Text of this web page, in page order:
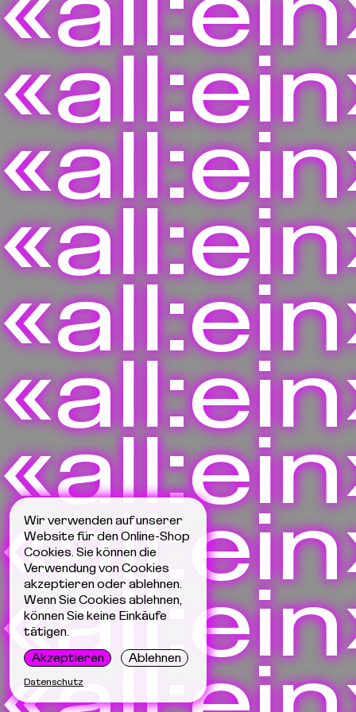
Wir verwenden auf unserer
Website für den Online-Shop
Cookies. Sie können die
Verwendung von Cookies
akzeptieren oder ablehnen.
Wenn Sie Cookies ablehnen,
können Sie keine Einkäufe
tätigen.
Akzeptieren
Ablehnen
Datenschutz